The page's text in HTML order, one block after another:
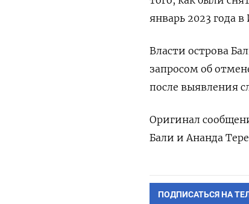
январь 2023 года
Власти острова
запросом об
после выявления
Оригинал
Бали и Ананда
ПОДПИСАТЬСЯ НА